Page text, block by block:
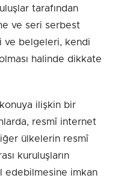
tarafından
ve seri serbest
ve belgeleri, kendi
halinde dikkate
ilişkin bir
resmî internet
ülkelerin resmî
kuruluşların
edebilmesine imkan